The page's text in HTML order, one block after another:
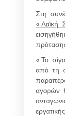
Στη
« Λαϊκή
« Το
από τη
αγορών